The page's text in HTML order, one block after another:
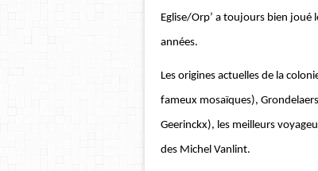
Eglise/Orp’ a toujours bien joué
années.
Les origines actuelles de la
fameux mosaïques),
Geerinckx), les meilleurs
des Michel Vanlint.